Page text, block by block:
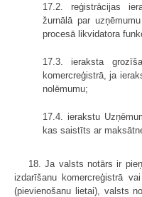
17.2. reģistrācijas
žurnālā par
procesā likvidatora
17.3. ieraksta
komercreģistrā, ja
nolēmumu;
17.4. ierakstu
kas saistīts ar
18. Ja valsts notārs ir
izdarīšanu komercreģistrā
(pievienošanu lietai), valsts